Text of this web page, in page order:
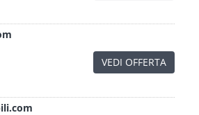
VEDI OFFERTA